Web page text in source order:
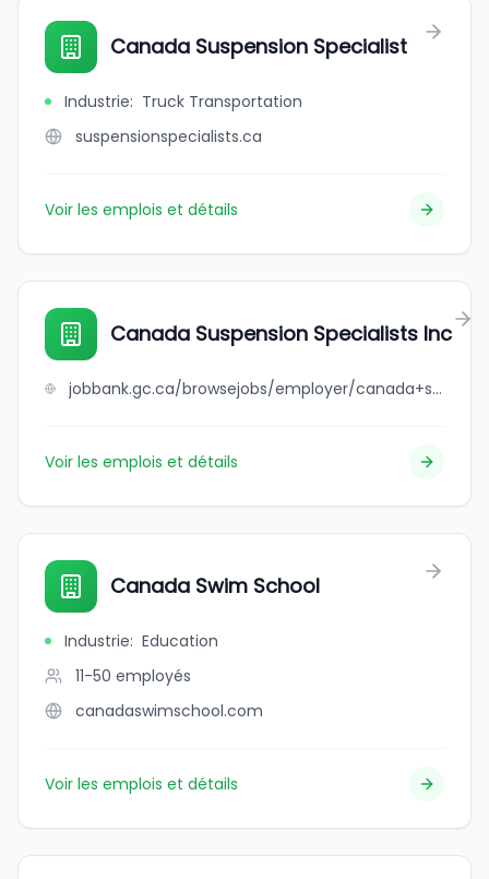
Canada Suspension Specialist
Industrie: Truck Transportation
suspensionspecialists.ca
Voir les emplois et détails
Canada Suspension Specialists Inc
jobbank.gc.ca/browsejobs/employer/canada+suspension+specialists+inc/ca
Voir les emplois et détails
Canada Swim School
Industrie: Education
11-50 employés
canadaswimschool.com
Voir les emplois et détails